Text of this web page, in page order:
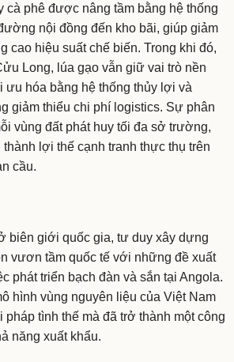
cà phê được nâng tầm bằng hệ thống
nội đồng đến kho bãi, giúp giảm
cao hiệu suất chế biến. Trong khi đó,
Long, lúa gạo vẫn giữ vai trò nền
hóa bằng hệ thống thủy lợi và
giảm thiểu chi phí logistics. Sự phân
vùng đất phát huy tối đa sở trường,
lợi thế cạnh tranh thực thụ trên
cầu.
biên giới quốc gia, tư duy xây dựng
vươn tầm quốc tế với những đề xuất
phát triển bạch đàn và sắn tại Angola.
hình vùng nguyên liệu của Việt Nam
pháp tình thế mà đã trở thành một công
năng xuất khẩu.